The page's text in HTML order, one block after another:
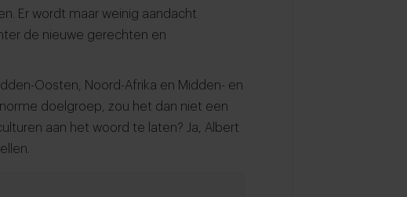
Er wordt maar weinig aandacht
de nieuwe gerechten en
Oosten, Noord-Afrika en Midden- en
doelgroep, zou het dan niet een
aan het woord te laten? Ja, Albert